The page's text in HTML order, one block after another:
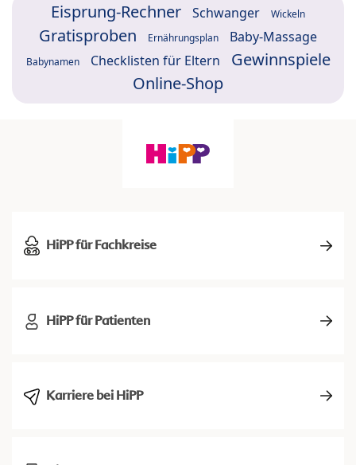
Eisprung-Rechner Schwanger Wickeln
Gratisproben Ernährungsplan Baby-Massage
Babynamen Checklisten für Eltern
Gewinnspiele
Online-Shop
HiPP für Fachkreise
HiPP für Patienten
Karriere bei HiPP